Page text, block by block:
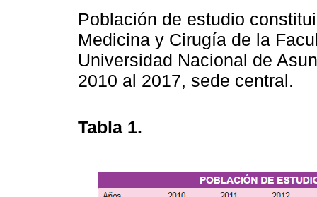
Población de estudio
Medicina y Cirugía de la
Universidad Nacional de
2010 al 2017, sede central.
Tabla 1.